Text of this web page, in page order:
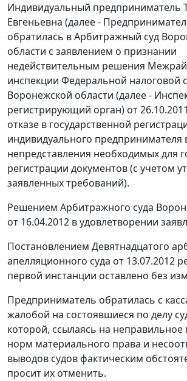
Индивидуальный предприниматель
Евгеньевна (далее -
обратилась в Арбитражный суд
области с заявлением о признании
недействительным решения
инспекции Федеральной налоговой
Воронежской области (далее -
регистрирующий орган) от
отказе в государственной
индивидуального предпринимателя
непредставления необходимых для
регистрации документов (с учетом
заявленных требований).
Решением Арбитражного суда
от 16.04.2012 в удовлетворении
Постановлением Девятнадцатого
апелляционного суда от 13.07.2012
первой инстанции оставлено без
Предприниматель обратилась с
жалобой на состоявшиеся по делу
которой, ссылаясь на
норм материального права и
выводов судов фактическим
просит их отменить.